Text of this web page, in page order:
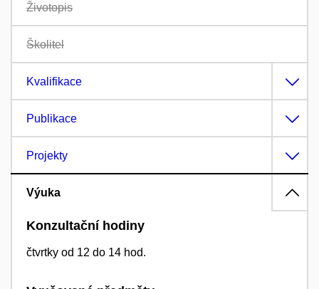
Životopis
Školitel
Kvalifikace
Publikace
Projekty
Výuka
Konzultační hodiny
čtvrtky od 12 do 14 hod.